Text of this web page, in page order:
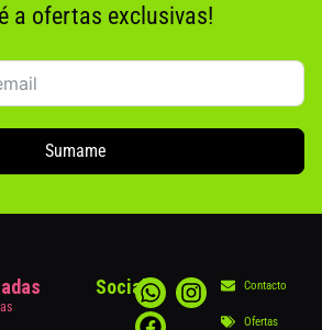
a ofertas exclusivas!
Sumame
Social Contacto
Ofertas